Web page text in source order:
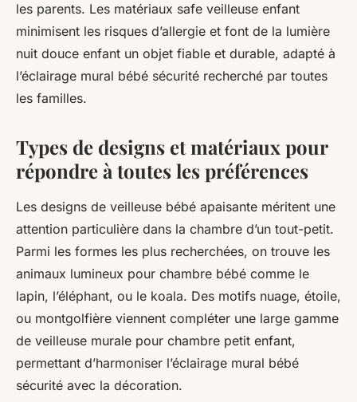
les parents. Les matériaux safe veilleuse enfant
minimisent les risques d’allergie et font de la lumière
nuit douce enfant un objet fiable et durable, adapté à
l’éclairage mural bébé sécurité recherché par toutes
les familles.
Types de designs et matériaux pour
répondre à toutes les préférences
Les designs de veilleuse bébé apaisante méritent une
attention particulière dans la chambre d’un tout-petit.
Parmi les formes les plus recherchées, on trouve les
animaux lumineux pour chambre bébé comme le
lapin, l’éléphant, ou le koala. Des motifs nuage, étoile,
ou montgolfière viennent compléter une large gamme
de veilleuse murale pour chambre petit enfant,
permettant d’harmoniser l’éclairage mural bébé
sécurité avec la décoration.